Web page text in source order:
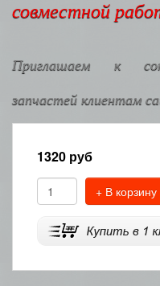
совместной
Приглашаем к
запчастей клиентам
1320 руб
+ В корзину